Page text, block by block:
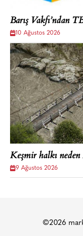
Barış Vakfı’ndan
10 Ağustos 2026
Keşmir halkı
9 Ağustos 2026
©2026